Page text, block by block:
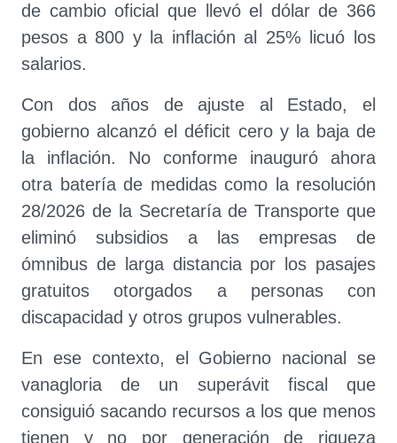
de cambio oficial que llevó el dólar de 366
pesos a 800 y la inflación al 25% licuó los
salarios.
Con dos años de ajuste al Estado, el
gobierno alcanzó el déficit cero y la baja de
la inflación. No conforme inauguró ahora
otra batería de medidas como la resolución
28/2026 de la Secretaría de Transporte que
eliminó subsidios a las empresas de
ómnibus de larga distancia por los pasajes
gratuitos otorgados a personas con
discapacidad y otros grupos vulnerables.
En ese contexto, el Gobierno nacional se
vanagloria de un superávit fiscal que
consiguió sacando recursos a los que menos
tienen y no por generación de riqueza